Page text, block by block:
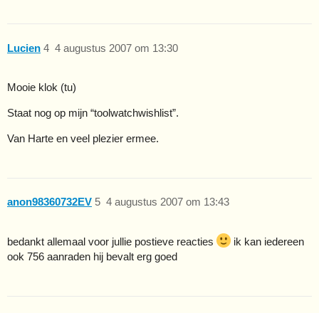
Lucien 4 augustus 2007 om 13:30
4
Mooie klok (tu)
Staat nog op mijn “toolwatchwishlist”.
Van Harte en veel plezier ermee.
anon98360732EV 4 augustus 2007 om 13:43
5
bedankt allemaal voor jullie postieve reacties
ik kan iedereen
ook 756 aanraden hij bevalt erg goed